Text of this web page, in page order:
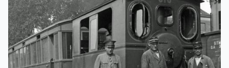
aanbod
Over
de
NVBS
Wegwijzer